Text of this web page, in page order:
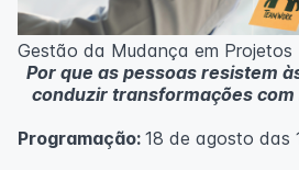
Metodologia
100% da carga horária do curso
aulas ao vivo.
As aulas podem ser assistidas
ou tablet.
Outras informações
Gestão da Mudança em Projetos
Por que as pessoas resistem
conduzir transformações
Programação: 18 de agosto das